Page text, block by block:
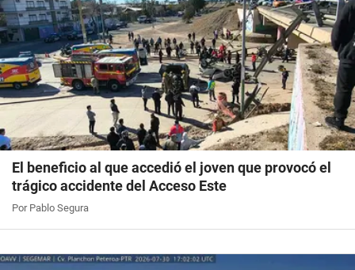
El beneficio al que accedió el joven que provocó el
trágico accidente del Acceso Este
Por Pablo Segura